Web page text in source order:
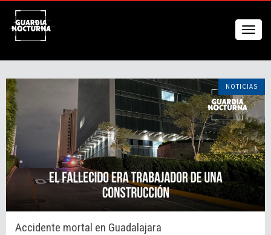
NOTICIAS
Accidente mortal en Guadalajara